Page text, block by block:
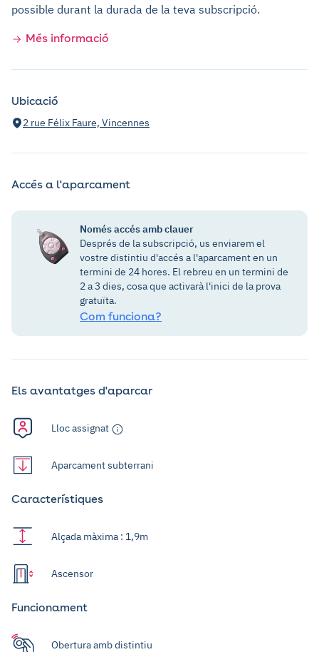
possible durant la durada de la teva subscripció.
Més informació
Ubicació
2 rue Félix Faure, Vincennes
Accés a l'aparcament
Només accés amb clauer
Després de la subscripció, us enviarem el
vostre distintiu d'accés a l'aparcament en un
termini de 24 hores. El rebreu en un termini de
2 a 3 dies, cosa que activarà l'inici de la prova
gratuïta.
Com funciona?
Els avantatges d'aparcar
Lloc assignat
Aparcament subterrani
Característiques
Alçada màxima : 1,9m
Ascensor
Funcionament
Obertura amb distintiu